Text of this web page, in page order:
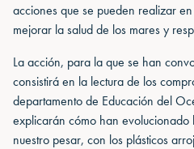
acciones que se pueden realizar
mejorar la salud de los mares y
La acción, para la que se han
consistirá en la lectura de los
departamento de Educación del
explicarán cómo han evolucionado
nuestro pesar, con los plásticos